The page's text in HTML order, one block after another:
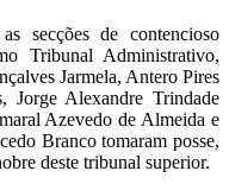
secções de contencioso
Tribunal Administrativo,
Jarmela, Antero Pires
Jorge Alexandre Trindade
Azevedo de Almeida e
Branco tomaram posse,
deste tribunal superior.